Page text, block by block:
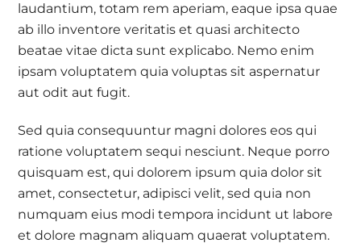
laudantium, totam rem aperiam, eaque ipsa quae
ab illo inventore veritatis et quasi architecto
beatae vitae dicta sunt explicabo. Nemo enim
ipsam voluptatem quia voluptas sit aspernatur
aut odit aut fugit.
Sed quia consequuntur magni dolores eos qui
ratione voluptatem sequi nesciunt. Neque porro
quisquam est, qui dolorem ipsum quia dolor sit
amet, consectetur, adipisci velit, sed quia non
numquam eius modi tempora incidunt ut labore
et dolore magnam aliquam quaerat voluptatem.